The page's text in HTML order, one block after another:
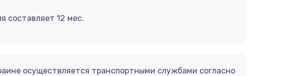
составляет 12 мес.
осуществляется транспортными службами согласно